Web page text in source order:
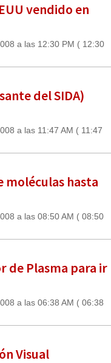
vendido en
a las 12:30 PM ( 12:30
del SIDA)
a las 11:47 AM ( 11:47
moléculas hasta
a las 08:50 AM ( 08:50
de Plasma para ir
a las 06:38 AM ( 06:38
Visual